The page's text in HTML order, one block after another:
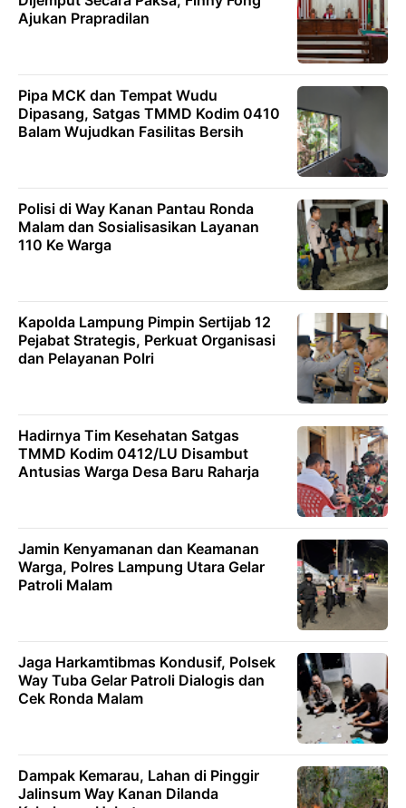
Ajukan Prapradilan
Pipa MCK dan Tempat Wudu
Dipasang, Satgas TMMD Kodim 0410
Balam Wujudkan Fasilitas Bersih
Polisi di Way Kanan Pantau Ronda
Malam dan Sosialisasikan Layanan
110 Ke Warga
Kapolda Lampung Pimpin Sertijab 12
Pejabat Strategis, Perkuat Organisasi
dan Pelayanan Polri
Hadirnya Tim Kesehatan Satgas
TMMD Kodim 0412/LU Disambut
Antusias Warga Desa Baru Raharja
Jamin Kenyamanan dan Keamanan
Warga, Polres Lampung Utara Gelar
Patroli Malam
Jaga Harkamtibmas Kondusif, Polsek
Way Tuba Gelar Patroli Dialogis dan
Cek Ronda Malam
Dampak Kemarau, Lahan di Pinggir
Jalinsum Way Kanan Dilanda